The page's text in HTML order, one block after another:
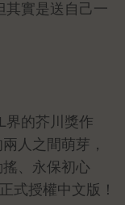
其實是送自己一
界的芥川獎作
人之間萌芽，
、永保初心
式授權中文版！